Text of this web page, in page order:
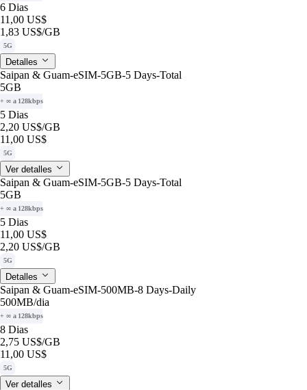
6 Dias
11,00 US$
1,83 US$/GB
5G
Detalles
Saipan & Guam-eSIM-5GB-5 Days-Total
5GB
+ ∞ a 128kbps
5 Dias
2,20 US$/GB
11,00 US$
5G
Ver detalles
Saipan & Guam-eSIM-5GB-5 Days-Total
5GB
+ ∞ a 128kbps
5 Dias
11,00 US$
2,20 US$/GB
5G
Detalles
Saipan & Guam-eSIM-500MB-8 Days-Daily
500MB/dia
+ ∞ a 128kbps
8 Dias
2,75 US$/GB
11,00 US$
5G
Ver detalles